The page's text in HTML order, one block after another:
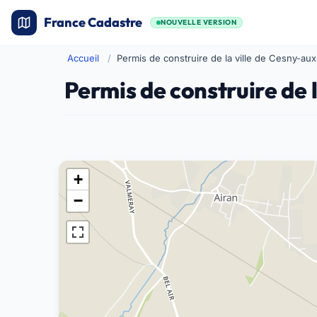
France Cadastre NOUVELLE VERSION
Accueil Permis de construire de la ville de Cesny-
Permis de construire
+
−